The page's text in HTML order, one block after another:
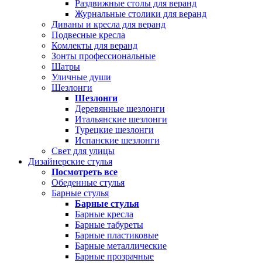
Раздвижные столы для веранд
Журнальные столики для веранд
Диваны и кресла для веранд
Подвесные кресла
Комлекты для веранд
Зонты профессиональные
Шатры
Уличные души
Шезлонги
Шезлонги
Деревянные шезлонги
Итальянские шезлонги
Турецкие шезлонги
Испанские шезлонги
Свет для улицы
Дизайнерские стулья
Посмотреть все
Обеденные стулья
Барные стулья
Барные стулья
Барные кресла
Барные табуреты
Барные пластиковые
Барные металлические
Барные прозрачные